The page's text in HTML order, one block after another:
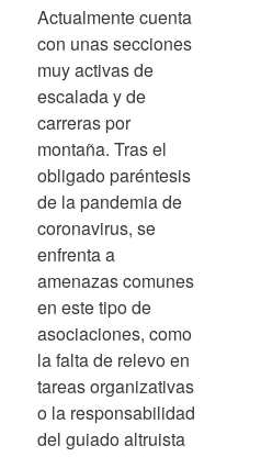
Actualmente cuenta
con unas secciones
muy activas de
escalada y de
carreras por
montaña. Tras el
obligado paréntesis
de la pandemia de
coronavirus, se
enfrenta a
amenazas comunes
en este tipo de
asociaciones, como
la falta de relevo en
tareas organizativas
o la responsabilidad
del guiado altruista